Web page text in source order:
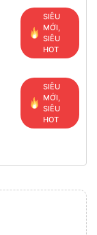
SIÊU
MỚI,
SIÊU
HOT
SIÊU
MỚI,
SIÊU
HOT